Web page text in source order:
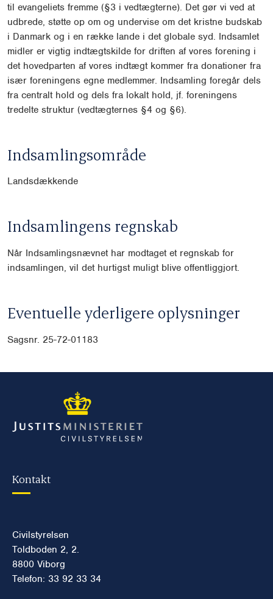
til evangeliets fremme (§3 i vedtægterne). Det gør vi ved at
udbrede, støtte op om og undervise om det kristne budskab
i Danmark og i en række lande i det globale syd. Indsamlet
midler er vigtig indtægtskilde for driften af vores forening i
det hovedparten af vores indtægt kommer fra donationer fra
især foreningens egne medlemmer. Indsamling foregår dels
fra centralt hold og dels fra lokalt hold, jf. foreningens
tredelte struktur (vedtægternes §4 og §6).
Indsamlingsområde
Landsdækkende
Indsamlingens regnskab
Når Indsamlingsnævnet har modtaget et regnskab for
indsamlingen, vil det hurtigst muligt blive offentliggjort.
Eventuelle yderligere oplysninger
Sagsnr. 25-72-01183
Kontakt
Civilstyrelsen
Toldboden 2, 2.
8800 Viborg
Telefon: 33 92 33 34